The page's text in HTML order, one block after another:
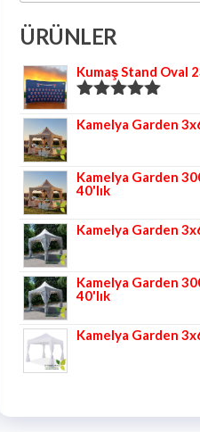
ÜRÜNLER
Kumaş Stand Oval
5.00oy aldı
Kamelya Garden
Kamelya Garden
40'lık
Kamelya Garden
Kamelya Garden
40'lık
Kamelya Garden